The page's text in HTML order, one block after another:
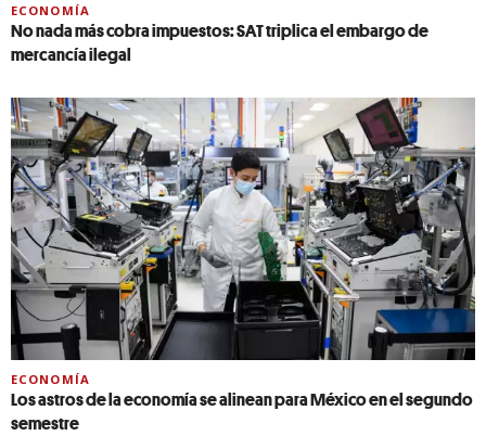
ECONOMÍA
No nada más cobra impuestos: SAT triplica el embargo de
mercancía ilegal
ECONOMÍA
Los astros de la economía se alinean para México en el segundo
semestre